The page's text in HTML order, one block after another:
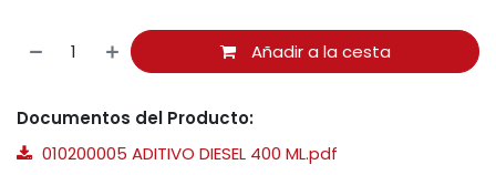
Añadir a la cesta
Documentos del Producto:
010200005 ADITIVO DIESEL 400 ML.pdf